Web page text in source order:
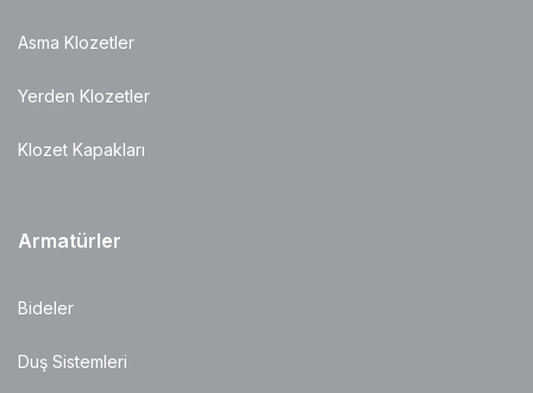
Asma Klozetler
Yerden Klozetler
Klozet Kapakları
Armatürler
Bideler
Duş Sistemleri